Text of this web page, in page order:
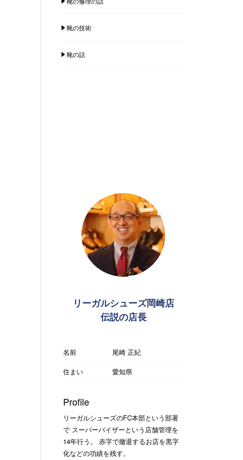
靴の技術
靴の話
リーガルシューズ岡崎店
伝説の店長
名前
尾崎 正紀
住まい
愛知県
Profile
リーガルシューズのFC本部という部署
で スーパーバイザーという店舗管理を
14年行う。 赤字で撤退するお店を黒字
化などの功績を残す。